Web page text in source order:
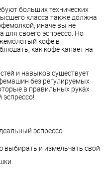
больших технических
класса также должна
иначе вы не
своего эспрессо. Но
кофе в
как кофе капает на
и навыков существует
без регулируемых
в правильных руках
эспрессо.
выбирать и измельчать свой